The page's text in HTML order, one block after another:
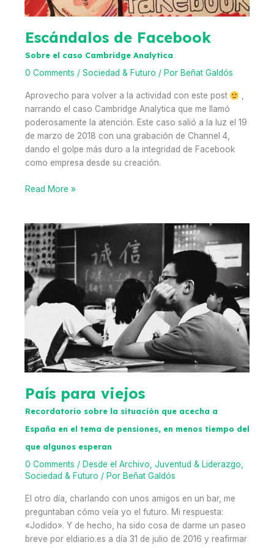
descubrir)
por
sector
Escándalos de Facebook
Sobre el caso Cambridge Analytica
0 Comments / Sociedad & Futuro / Por Beñat Galdós
Aprovecho para volver a la actividad con este post
,
narrando el caso Cambridge Analytica que me llamó
poderosamente la atención. Este caso salió a la luz el 19
de marzo de 2018 con una grabación de Channel 4,
dando el golpe más duro a la integridad de Facebook
como empresa desde su creación.
Escándalos
Sobre
el
caso
Cambridge
Analytica
Read More »
País para viejos
Recordatorio sobre la situación que acecha a
España en el tema de pensiones, en menos tiempo del
que algunos esperan
0 Comments / Desde el Archivo Juventud & Liderazgo
Sociedad & Futuro / Por Beñat Galdós
El otro día, charlando con unos amigos en un bar, me
preguntaban cómo veía yo el futuro. Mi respuesta:
«Jodido». Y de hecho, ha sido cosa de darme un paseo
breve por eldiario.es a día 31 de julio de 2016 y reafirmar